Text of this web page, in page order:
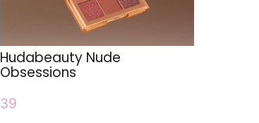
Hudabeauty Nude
Obsessions
39